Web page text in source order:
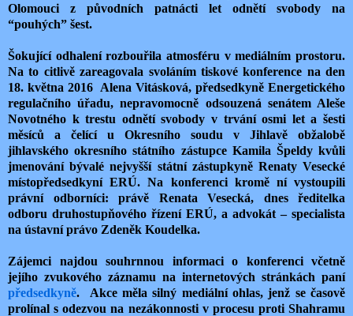
Olomouci z původních patnácti let odnětí svobody na
“pouhých” šest.
Šokující odhalení rozbouřila atmosféru v mediálním prostoru.
Na to citlivě zareagovala svoláním tiskové konference na den
18. května 2016 Alena Vitásková, předsedkyně Energetického
regulačního úřadu, nepravomocně odsouzená senátem Aleše
Novotného k trestu odnětí svobody v trvání osmi let a šesti
měsíců a čelící u Okresního soudu v Jihlavě obžalobě
jihlavského okresního státního zástupce Kamila Špeldy kvůli
jmenování bývalé nejvyšší státní zástupkyně Renaty Vesecké
místopředsedkyní ERÚ. Na konferenci kromě ní vystoupili
právní odborníci: právě Renata Vesecká, dnes ředitelka
odboru druhostupňového řízení ERÚ, a advokát – specialista
na ústavní právo Zdeněk Koudelka.
Zájemci najdou souhrnnou informaci o konferenci včetně
jejího zvukového záznamu na internetových stránkách paní
předsedkyně. Akce měla silný mediální ohlas, jenž se časově
prolínal s odezvou na nezákonnosti v procesu proti Shahramu